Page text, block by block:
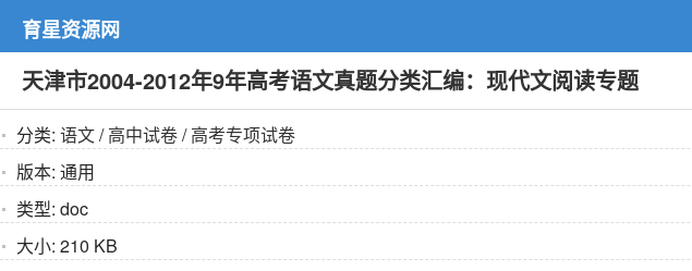
育星资源网
天津市2004-2012年9年高考语文真题分类汇编：现代文阅读专题
分类: 语文/高中试卷/高考专项试卷
版本: 通用
类型: doc
大小: 210 KB